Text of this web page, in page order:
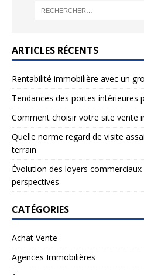
ARTICLES RÉCENTS
Rentabilité immobilière avec un
Tendances des portes intérieures
Comment choisir votre site vente
Quelle norme regard de visite
terrain
Évolution des loyers
perspectives
CATÉGORIES
Achat Vente
Agences Immobilières